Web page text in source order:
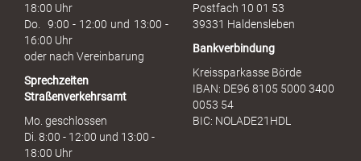
h
18:00 Uhr
Do. 9:00 - 12:00 und 13:00 -
16:00 Uhr
oder nach Vereinbarung
Sprechzeiten
Straßenverkehrsamt
Mo. geschlossen
Di. 8:00 - 12:00 und 13:00 -
18:00 Uhr
Postfach 10 01 53
39331 Haldensleben
Bankverbindung
Kreissparkasse Börde
IBAN: DE96 8105 5000 3400
0053 54
BIC: NOLADE21HDL